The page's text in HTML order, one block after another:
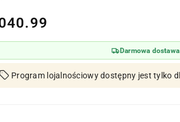
Darmowa dostawa
Program lojalnościowy dostępny jest tylko